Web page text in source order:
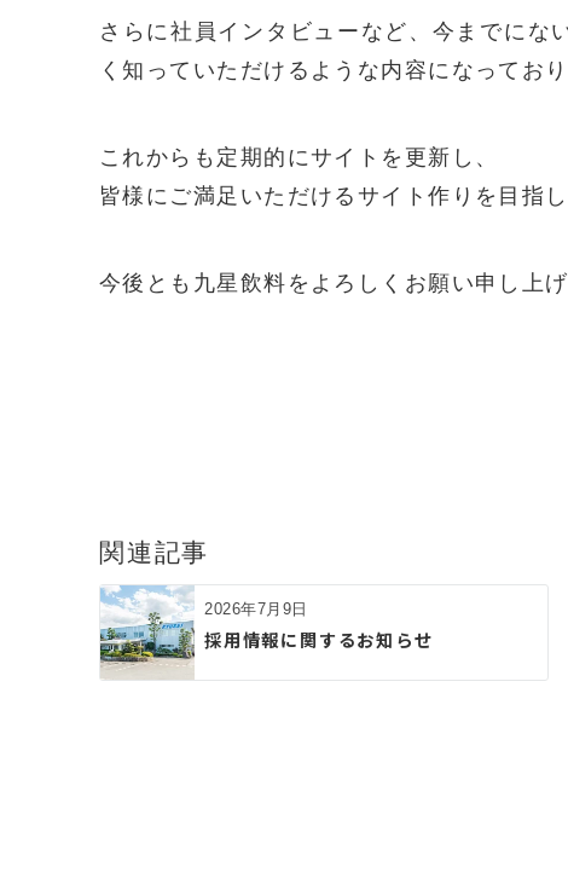
さらに社員インタビューなど、今までにな
く知っていただけるような内容になっており
これからも定期的にサイトを更新し、
皆様にご満足いただけるサイト作りを目指
今後とも九星飲料をよろしくお願い申し上げ
ビ
ゲ
ー
関連記事
2026年7月9日
採用情報に関するお知らせ